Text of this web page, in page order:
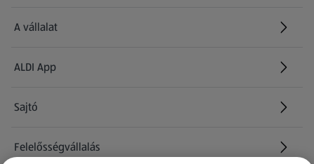
A vállalat
ALDI App
Sajtó
Felelősségvállalás